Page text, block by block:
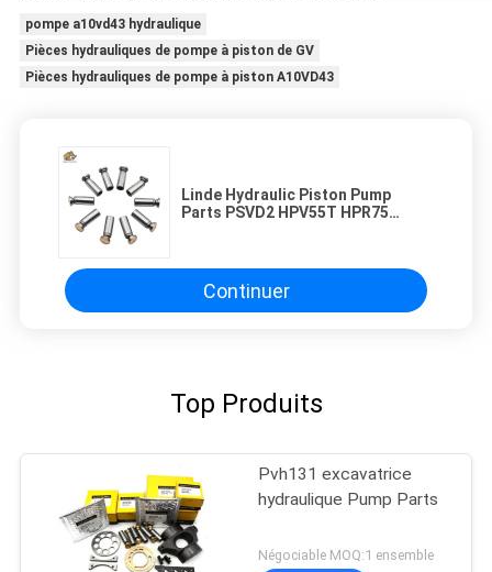
pompe a10vd43 hydraulique
Pièces hydrauliques de pompe à piston de GV
Pièces hydrauliques de pompe à piston A10VD43
Linde Hydraulic Piston Pump
Parts PSVD2 HPV55T HPR75
Continuer
Top Produits
Pvh131 excavatrice
hydraulique Pump Parts
Négociable MOQ:1 ensemble